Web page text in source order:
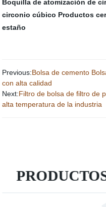
Boquilla de atomización de
circonio cúbico Productos
estaño
Previous:Bolsa de cemento
con alta calidad
Next:Filtro de bolsa de filtro de
alta temperatura de la industria